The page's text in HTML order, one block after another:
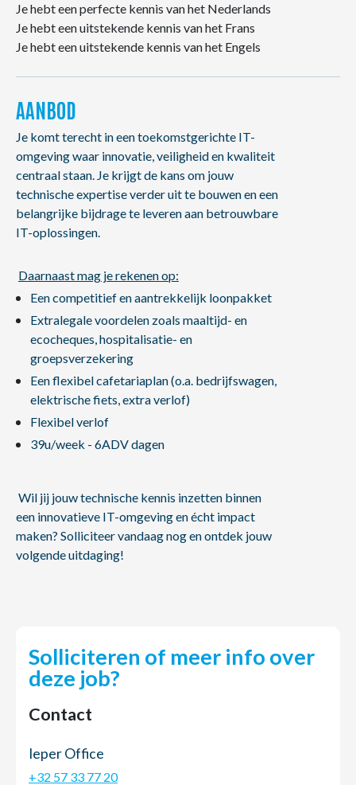
Je hebt een perfecte kennis van het Nederlands
Je hebt een uitstekende kennis van het Frans
Je hebt een uitstekende kennis van het Engels
AANBOD
Je komt terecht in een toekomstgerichte IT-
omgeving waar innovatie, veiligheid en kwaliteit
centraal staan. Je krijgt de kans om jouw
technische expertise verder uit te bouwen en een
belangrijke bijdrage te leveren aan betrouwbare
IT-oplossingen.
Daarnaast mag je rekenen op:
Een competitief en aantrekkelijk loonpakket
Extralegale voordelen zoals maaltijd- en
ecocheques, hospitalisatie- en
groepsverzekering
Een flexibel cafetariaplan (o.a. bedrijfswagen,
elektrische fiets, extra verlof)
Flexibel verlof
39u/week - 6ADV dagen
Wil jij jouw technische kennis inzetten binnen
een innovatieve IT-omgeving en écht impact
maken? Solliciteer vandaag nog en ontdek jouw
volgende uitdaging!
Solliciteren of meer info over
deze job?
Contact
Ieper Office
+32 57 33 77 20